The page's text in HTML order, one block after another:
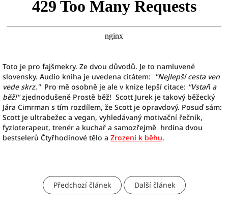
Toto je pro fajšmekry. Ze dvou důvodů. Je to namluvené
slovensky. Audio kniha je uvedena citátem:
"Nejlepší cesta ven
vede skrz."Pro mě osobně je ale v knize lepší citace: "Vstaň a
běž!"zjednodušeně Prostě běž! Scott Jurek je takový běžecký
Jára Cimrman s tím rozdílem, že Scott je opravdový. Posuď sám:
Scott je ultrabežec a vegan, vyhledávaný motivační řečník,
fyzioterapeut, trenér a kuchař a samozřejmě hrdina dvou
bestselerů Čtyřhodinové tělo a Zrozeni k běhu.
Předchozí článek Další článek